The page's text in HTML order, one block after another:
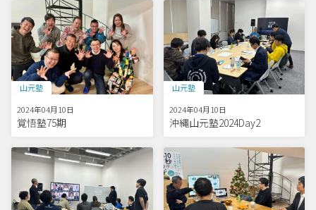
山元塾
2024年04月10日
覚悟塾75期
山元塾
2024年04月10日
沖縄山元塾2024Day2